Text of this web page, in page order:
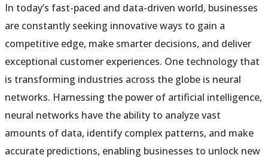
In today’s fast-paced and data-driven world, businesses
are constantly seeking innovative ways to gain a
competitive edge, make smarter decisions, and deliver
exceptional customer experiences. One technology that
is transforming industries across the globe is neural
networks. Harnessing the power of artificial intelligence,
neural networks have the ability to analyze vast
amounts of data, identify complex patterns, and make
accurate predictions, enabling businesses to unlock new